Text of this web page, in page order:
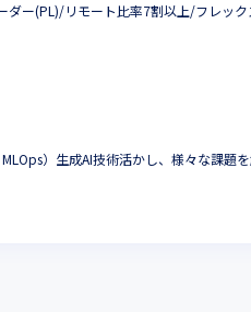
ー(PL)/リモート比率7割以上/フレッ
）生成AI技術活かし、様々な課題